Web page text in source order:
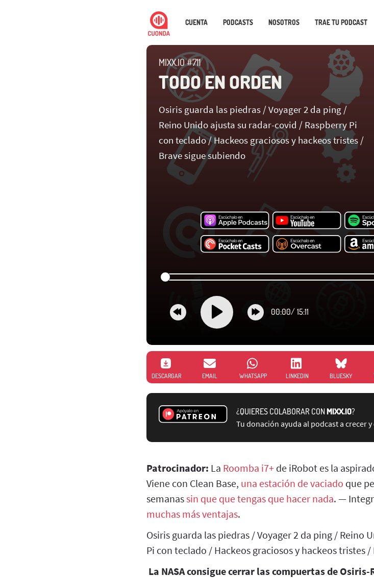
CUENTA PODCASTS NOSOTROS TRAE TU PODCAST
MIXX.IO #711
TODO EN ORDEN
Osiris guarda las piedras / Voyager 2 da ping /
Reino Unido ajusta su radar-covid / Raspberry Pi
con teclado / Hackeos graciosos y hackeos tristes /
Brave sigue subiendo
00:00/ 15:11
DESCARGAR EMAIL WHATSAPP LINKEDIN BLUESKY
¿QUIERES COLABORAR CONMIXX.IO?
Tu donación ayuda al podcast a crecer
Patrocinador: La Roomba i7+ de iRobot es la
Viene con Clean Base, una estación de vaciado que
semanassin que que tengas que hacer nada. —
muchas más ventajas.
Osiris guarda las piedras / Voyager 2 da ping / Reino
Pi con teclado / Hackeos graciosos y hackeos tristes
La NASA consigue cerrar las compuertas de Osiris-